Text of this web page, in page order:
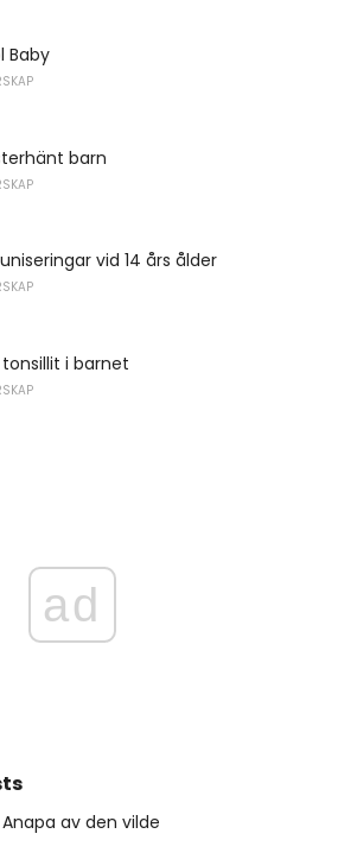
Baby
barn
vid 14 års ålder
i barnet
ad
Anapa av den vilde